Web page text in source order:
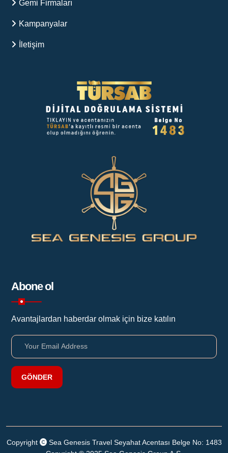
Gemi Firmaları
Kampanyalar
İletişim
Abone ol
Avantajlardan haberdar olmak için bize katılın
GÖNDER
Copyright
Sea Genesis Travel Seyahat Acentası Belge No: 1483